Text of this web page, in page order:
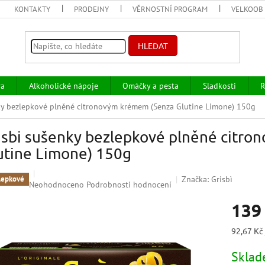
KONTAKTY PRODEJNY VĚRNOSTNÍ PROGRAM
HLEDAT
Alkoholické nápoje Omáčky a pesta Sladkosti
bezlepkové plněné citronovým krémem (Senza Glutine Limone) 150g
sušenky bezlepkové plněné
Limone) 150g
Průměrné
z
5
Neohodnoceno Podrobnosti hodnocení
Značka: Grisbì
Měrná
92,67